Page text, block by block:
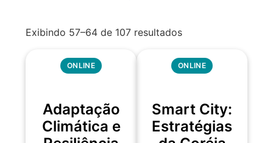
Exibindo 57–64 de 107 resultados
ONLINE
Adaptação
Climática e
ONLINE
Smart City:
Estratégias